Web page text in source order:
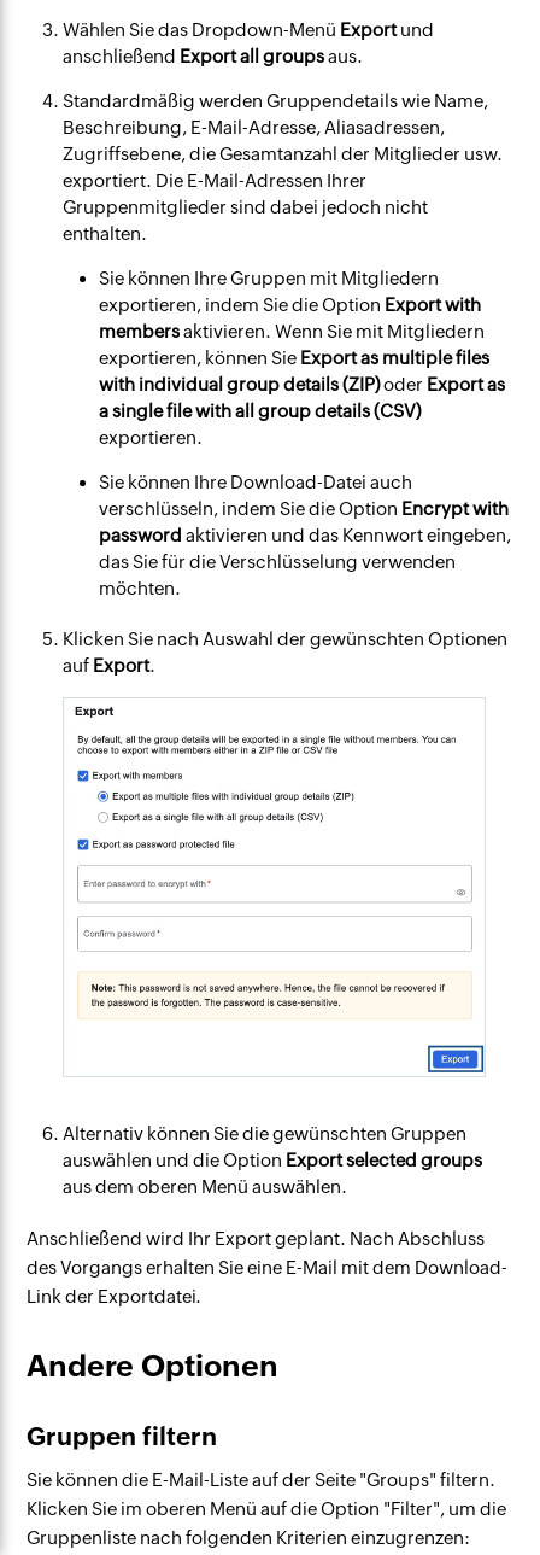
Wählen Sie das Dropdown-Menü Exportund
anschließend Export all groupsaus.
Standardmäßig werden Gruppendetails wie Name,
Beschreibung, E-Mail-Adresse, Aliasadressen,
Zugriffsebene, die Gesamtanzahl der Mitglieder usw.
exportiert. Die E-Mail-Adressen Ihrer
Gruppenmitglieder sind dabei jedoch nicht
enthalten.
Sie können Ihre Gruppen mit Mitgliedern
exportieren, indem Sie die Option Export with
membersaktivieren. Wenn Sie mit Mitgliedern
exportieren, können Sie Export as multiple files
with individual group details (ZIP)oder Export as
a single file with all group details (CSV)
exportieren.
Sie können Ihre Download-Datei auch
verschlüsseln, indem Sie die Option Encrypt with
password aktivieren und das Kennwort eingeben,
das Sie für die Verschlüsselung verwenden
möchten.
Klicken Sie nach Auswahl der gewünschten Optionen
auf Export.
Alternativ können Sie die gewünschten Gruppen
auswählen und die Option Export selected groups
aus dem oberen Menü auswählen.
Anschließend wird Ihr Export geplant. Nach Abschluss
des Vorgangs erhalten Sie eine E-Mail mit dem Download-
Link der Exportdatei.
Andere Optionen
Gruppen filtern
Sie können die E-Mail-Liste auf der Seite "Groups" filtern.
Klicken Sie im oberen Menü auf die Option "Filter", um die
Gruppenliste nach folgenden Kriterien einzugrenzen: